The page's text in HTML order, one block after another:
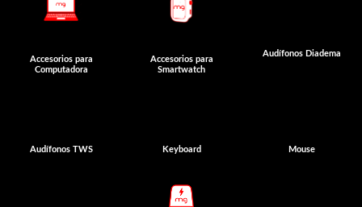
Accesorios para
Computadora
Accesorios para
Smartwatch
Audífonos Diadema
Audífonos TWS Keyboard Mouse